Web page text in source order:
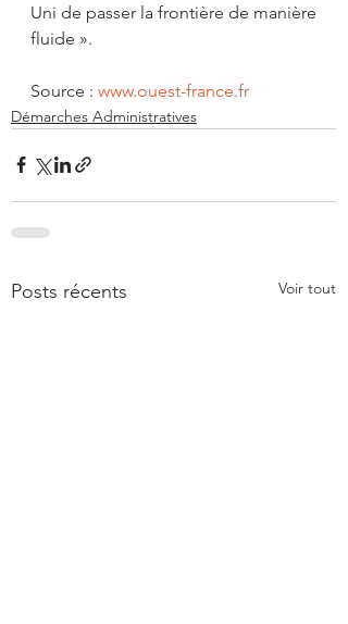
Uni de passer la frontière de manière
fluide ».
Source : www.ouest-france.fr
Démarches Administratives
Posts récents Voir tout